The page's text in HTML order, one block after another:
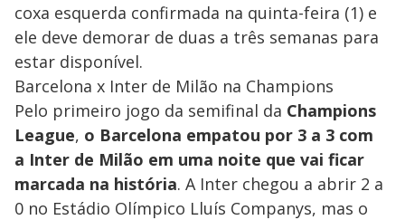
coxa esquerda confirmada na quinta-feira (1) e
ele deve demorar de duas a três semanas para
estar disponível.
Barcelona x Inter de Milão na Champions
Pelo primeiro jogo da semifinal da Champions
League, o Barcelona empatou por 3 a 3 com
a Inter de Milão em uma noite que vai ficar
marcada na história. A Inter chegou a abrir 2 a
0 no Estádio Olímpico Lluís Companys, mas o